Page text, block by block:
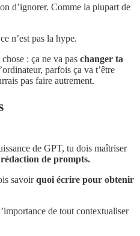
d’ignorer. Comme la plupart de
n’est pas la hype.
: ça ne va pas changer ta
parfois ça va t’être
pas faire autrement.
de GPT, tu dois maîtriser
de prompts.
savoirquoi écrire pour obtenir
de tout contextualiser